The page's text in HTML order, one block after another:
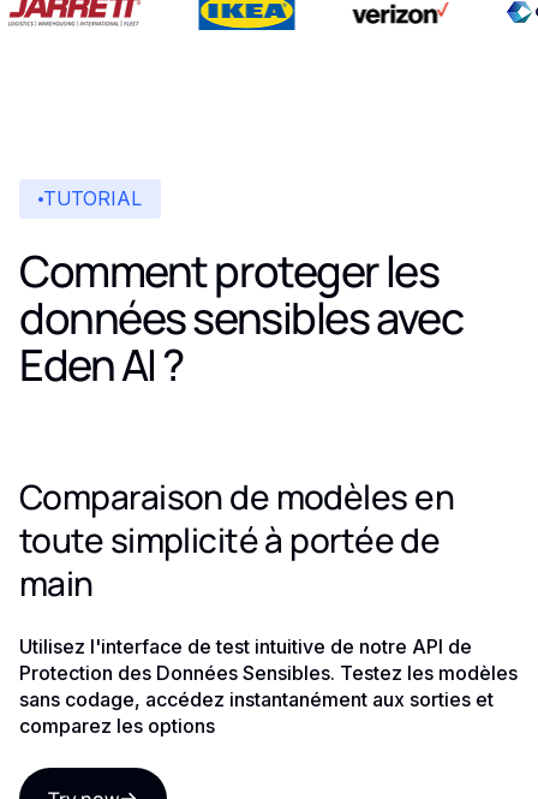
TUTORIAL
Comment proteger les
données sensibles avec
Eden AI ?
Comparaison de modèles en
toute simplicité à portée de
main
Utilisez l'interface de test intuitive de notre API de
Protection des Données Sensibles. Testez les modèles
sans codage, accédez instantanément aux sorties et
comparez les options